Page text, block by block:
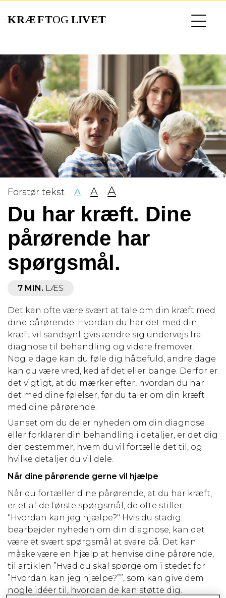
til
Forstør tekst A A A
Du har kræft. Dine
pårørende har
spørgsmål.
7 MIN. LÆS
Det kan ofte være svært at tale om din kræft med
dine pårørende. Hvordan du har det med din
kræft vil sandsynligvis ændre sig undervejs fra
diagnose til behandling og videre fremover.
Nogle dage kan du føle dig håbefuld, andre dage
kan du være vred, ked af det eller bange. Derfor er
det vigtigt, at du mærker efter, hvordan du har
det med dine følelser, før du taler om din kræft
med dine pårørende.
Uanset om du deler nyheden om din diagnose
eller forklarer din behandling i detaljer, er det dig
der bestemmer, hvem du vil fortælle det til, og
hvilke detaljer du vil dele.
Når dine pårørende gerne vil hjælpe
Når du fortæller dine pårørende, at du har kræft,
er et af de første spørgsmål, de ofte stiller:
"Hvordan kan jeg hjælpe?" Hvis du stadig
bearbejder nyheden om din diagnose, kan det
være et svært spørgsmål at svare på. Det kan
måske være en hjælp at henvise dine pårørende,
til artiklen ”Hvad du skal spørge om i stedet for
”Hvordan kan jeg hjælpe?””, som kan give dem
nogle idéer til, hvordan de kan støtte dig.